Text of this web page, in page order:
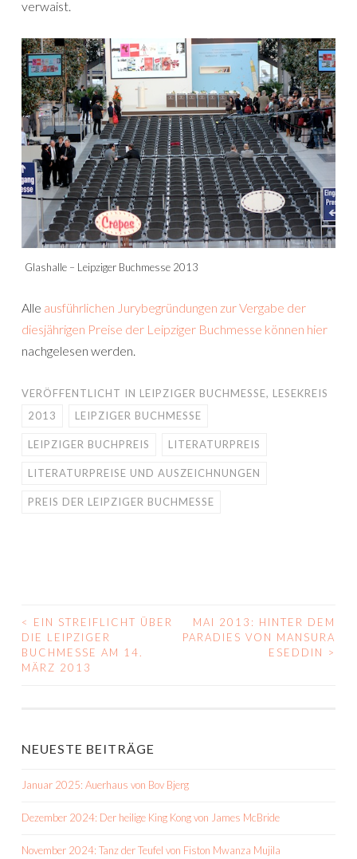
verwaist.
Glashalle – Leipziger Buchmesse 2013
Alle ausführlichen Jurybegründungen zur Vergabe der
diesjährigen Preise der Leipziger Buchmesse können hier
nachgelesen werden.
VERÖFFENTLICHT IN LEIPZIGER BUCHMESSE, LESEKREIS
2013
LEIPZIGER BUCHMESSE
LEIPZIGER BUCHPREIS LITERATURPREIS
LITERATURPREISE UND AUSZEICHNUNGEN
PREIS DER LEIPZIGER BUCHMESSE
BEITRAGS-
NAVIGATION
<
EIN STREIFLICHT ÜBER
DIE LEIPZIGER
BUCHMESSE AM 14.
MÄRZ 2013
MAI 2013: HINTER DEM
PARADIES VON MANSURA
ESEDDIN
>
NEUESTE BEITRÄGE
Januar 2025: Auerhaus von Bov Bjerg
Dezember 2024: Der heilige King Kong von James McBride
November 2024: Tanz der Teufel von Fiston Mwanza Mujila